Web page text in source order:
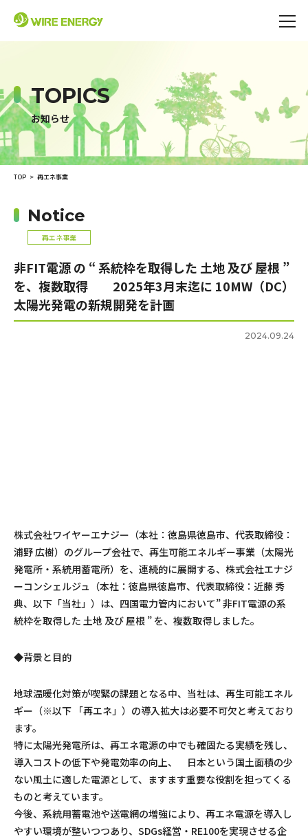
TOPICS
お知らせ
TOP 再エネ事業
Notice
再エネ事業
非FIT電源 の “ 系統枠を取得した 土地 及び 屋根 ”
を、複数取得 2025年3月末迄に 10MW（DC）
太陽光発電の新規開発を計画
2024.09.24
株式会社ワイヤーエナジー（本社：徳島県徳島市、代表取締役：
浦野 広樹）のグループ会社で、再生可能エネルギー事業（太陽光
発電所・系統用蓄電所）を、連続的に展開する、株式会社エナジ
ーコンシェルジュ（本社：徳島県徳島市、代表取締役：近藤 秀
典、以下「当社」）は、四国電力管内において” 非FIT電源の系
統枠を取得した 土地 及び 屋根 ” を、複数取得しました。
◆背景と目的
地球温暖化対策が喫緊の課題となる中、当社は、再生可能エネル
ギー（※以下 「再エネ」）の導入拡大は必要不可欠と考えており
ます。
特に太陽光発電所は、再エネ電源の中でも確固たる実績を残し、
導入コストの低下や発電効率の向上、 日本という国土面積の少
ない風土に適した電源として、ますます重要な役割を担ってくる
ものと考えています。
今後、系統用蓄電池や送電網の増強により、再エネ電源を導入し
やすい環境が整いつつあり、SDGs経営・RE100を実現させる企